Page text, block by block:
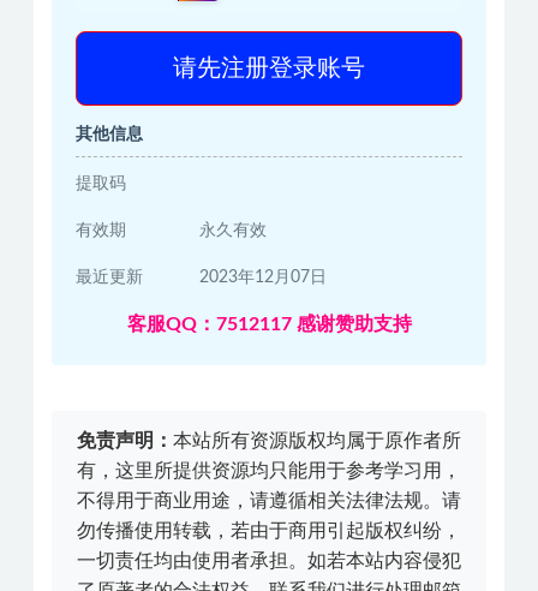
请先注册登录账号
其他信息
提取码
有效期 永久有效
最近更新 2023年12月07日
客服QQ：7512117 感谢赞助支持
免责声明： 本站所有资源版权均属于原作者所
有，这里所提供资源均只能用于参考学习用，
不得用于商业用途，请遵循相关法律法规。请
勿传播使用转载，若由于商用引起版权纠纷，
一切责任均由使用者承担。如若本站内容侵犯